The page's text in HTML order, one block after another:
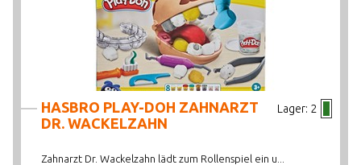
Lager: 2
HASBRO PLAY-DOH ZAHNARZT
DR. WACKELZAHN
Zahnarzt Dr. Wackelzahn lädt zum Rollenspiel ein u...